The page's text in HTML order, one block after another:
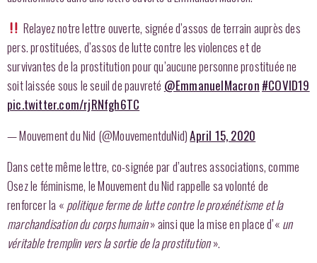
Relayez notre lettre ouverte, signée d’assos de terrain auprès des
pers. prostituées, d’assos de lutte contre les violences et de
survivantes de la prostitution pour qu’aucune personne prostituée ne
soit laissée sous le seuil de pauvreté @EmmanuelMacron #COVID19
pic.twitter.com/rjRNfgh6TC
— Mouvement du Nid (@MouvementduNid)April 15, 2020
Dans cette même lettre, co-signée par d’autres associations, comme
Osez le féminisme, le Mouvement du Nid rappelle sa volonté de
renforcer la « politique ferme de lutte contre le proxénétisme et la
marchandisation du corps humain» ainsi que la mise en place d’« un
véritable tremplin vers la sortie de la prostitution».